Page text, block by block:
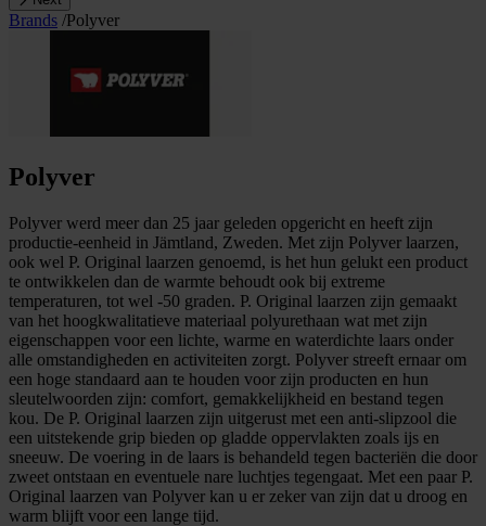
Brands /Polyver
Polyver
Polyver werd meer dan 25 jaar geleden opgericht en heeft zijn
productie-eenheid in Jämtland, Zweden. Met zijn Polyver laarzen,
ook wel P. Original laarzen genoemd, is het hun gelukt een product
te ontwikkelen dan de warmte behoudt ook bij extreme
temperaturen, tot wel -50 graden. P. Original laarzen zijn gemaakt
van het hoogkwalitatieve materiaal polyurethaan wat met zijn
eigenschappen voor een lichte, warme en waterdichte laars onder
alle omstandigheden en activiteiten zorgt. Polyver streeft ernaar om
een hoge standaard aan te houden voor zijn producten en hun
sleutelwoorden zijn: comfort, gemakkelijkheid en bestand tegen
kou. De P. Original laarzen zijn uitgerust met een anti-slipzool die
een uitstekende grip bieden op gladde oppervlakten zoals ijs en
sneeuw. De voering in de laars is behandeld tegen bacteriën die door
zweet ontstaan en eventuele nare luchtjes tegengaat. Met een paar P.
Original laarzen van Polyver kan u er zeker van zijn dat u droog en
warm blijft voor een lange tijd.